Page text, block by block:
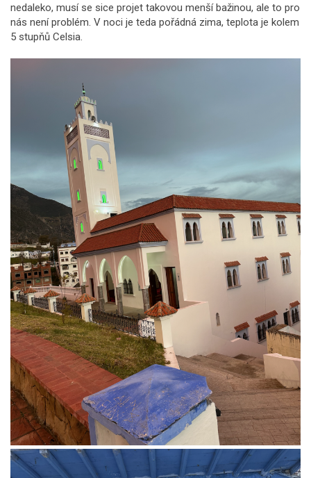
nedaleko, musí se sice projet takovou menší bažinou, ale to pro
nás není problém. V noci je teda pořádná zima, teplota je kolem
5 stupňů Celsia.